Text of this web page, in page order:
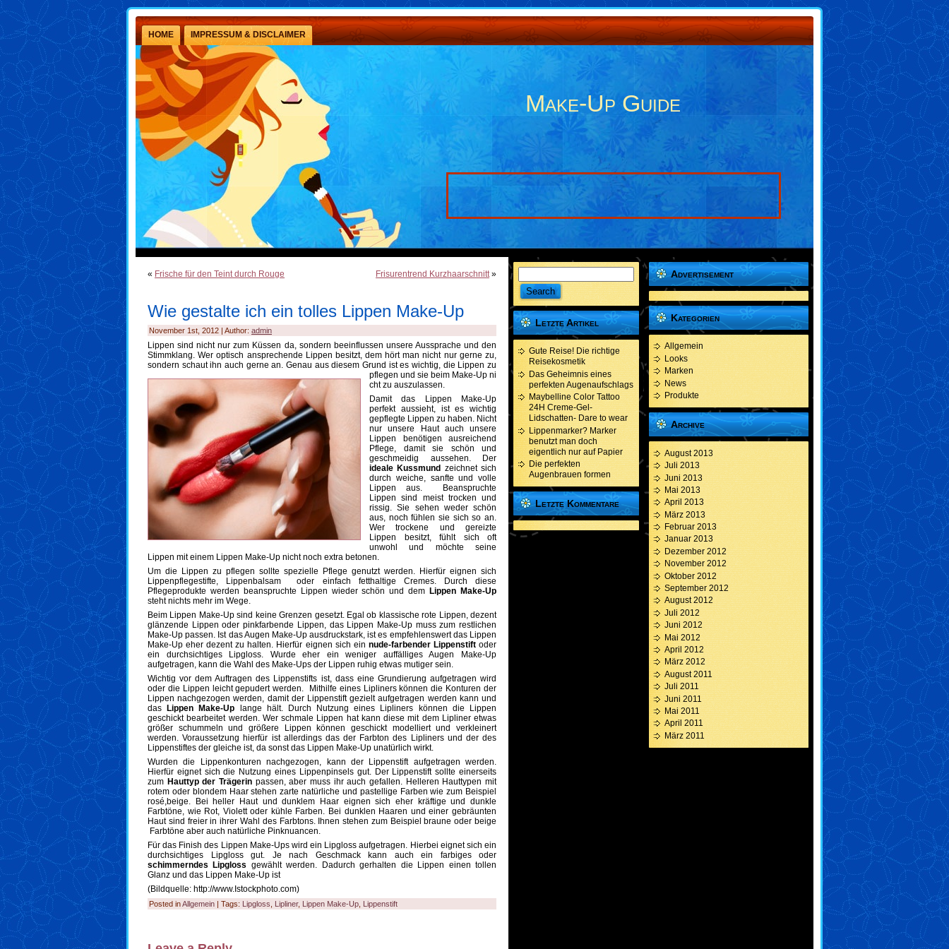
HOME IMPRESSUM & DISCLAIMER
Make-Up Guide
« Frische für den Teint durch Rouge Frisurentrend Kurzhaarschnitt»
Wie gestalte ich ein tolles Lippen Make-Up
November 1st, 2012 | Author: admin
Lippen sind nicht nur zum Küssen da, sondern beeinflussen unsere Aussprache und den
Stimmklang. Wer optisch ansprechende Lippen besitzt, dem hört man nicht nur gerne zu,
sondern schaut ihn auch gerne an. Genau aus diesem Grund ist es wichtig, die Lippen zu
pflegen und sie beim Make-Up ni
cht zu auszulassen.
Damit das Lippen Make-Up
perfekt aussieht, ist es wichtig
gepflegte Lippen zu haben. Nicht
nur unsere Haut auch unsere
Lippen benötigen ausreichend
Pflege, damit sie schön und
geschmeidig aussehen. Der
ideale Kussmund zeichnet sich
durch weiche, sanfte und volle
Lippen aus. Beanspruchte
Lippen sind meist trocken und
rissig. Sie sehen weder schön
aus, noch fühlen sie sich so an.
Wer trockene und gereizte
Lippen besitzt, fühlt sich oft
unwohl und möchte seine
Lippen mit einem Lippen Make-Up nicht noch extra betonen.
Um die Lippen zu pflegen sollte spezielle Pflege genutzt werden. Hierfür eignen sich
Lippenpflegestifte, Lippenbalsam oder einfach fetthaltige Cremes. Durch diese
Pflegeprodukte werden beanspruchte Lippen wieder schön und demLippen Make-Up
steht nichts mehr im Wege.
Beim Lippen Make-Up sind keine Grenzen gesetzt. Egal ob klassische rote Lippen, dezent
glänzende Lippen oder pinkfarbende Lippen, das Lippen Make-Up muss zum restlichen
Make-Up passen. Ist das Augen Make-Up ausdruckstark, ist es empfehlenswert das Lippen
Make-Up eher dezent zu halten. Hierfür eignen sich ein nude-farbender Lippenstiftoder
ein durchsichtiges Lipgloss. Wurde eher ein weniger auffälliges Augen Make-Up
aufgetragen, kann die Wahl des Make-Ups der Lippen ruhig etwas mutiger sein.
Wichtig vor dem Auftragen des Lippenstifts ist, dass eine Grundierung aufgetragen wird
oder die Lippen leicht gepudert werden. Mithilfe eines Lipliners können die Konturen der
Lippen nachgezogen werden, damit der Lippenstift gezielt aufgetragen werden kann und
dasLippen Make-Up lange hält. Durch Nutzung eines Lipliners können die Lippen
geschickt bearbeitet werden. Wer schmale Lippen hat kann diese mit dem Lipliner etwas
größer schummeln und größere Lippen können geschickt modelliert und verkleinert
werden. Voraussetzung hierfür ist allerdings das der Farbton des Lipliners und der des
Lippenstiftes der gleiche ist, da sonst das Lippen Make-Up unatürlich wirkt.
Wurden die Lippenkonturen nachgezogen, kann der Lippenstift aufgetragen werden.
Hierfür eignet sich die Nutzung eines Lippenpinsels gut. Der Lippenstift sollte einerseits
zum Hauttyp der Trägerin passen, aber muss ihr auch gefallen. Helleren Hauttypen mit
rotem oder blondem Haar stehen zarte natürliche und pastellige Farben wie zum Beispiel
rosé,beige. Bei heller Haut und dunklem Haar eignen sich eher kräftige und dunkle
Farbtöne, wie Rot, Violett oder kühle Farben. Bei dunklen Haaren und einer gebräunten
Haut sind freier in ihrer Wahl des Farbtons. Ihnen stehen zum Beispiel braune oder beige
Farbtöne aber auch natürliche Pinknuancen.
Für das Finish des Lippen Make-Ups wird ein Lipgloss aufgetragen. Hierbei eignet sich ein
durchsichtiges Lipgloss gut. Je nach Geschmack kann auch ein farbiges oder
schimmerndes Lipgloss gewählt werden. Dadurch gerhalten die Lippen einen tollen
Glanz und das Lippen Make-Up ist
(Bildquelle: http://www.Istockphoto.com)
Posted inAllgemein | Tags: Lipgloss Lipliner, Lippen Make-Up Lippenstift
Letzte Artikel
Gute Reise! Die richtige
Reisekosmetik
Das Geheimnis eines
perfekten Augenaufschlags
Maybelline Color Tattoo
24H Creme-Gel-
Lidschatten- Dare to wear
Lippenmarker? Marker
benutzt man doch
eigentlich nur auf Papier
Die perfekten
Augenbrauen formen
Letzte Kommentare
Advertisement
Kategorien
Allgemein
Looks
Marken
News
Produkte
Archive
August 2013
Juli 2013
Juni 2013
Mai 2013
April 2013
März 2013
Februar 2013
Januar 2013
Dezember 2012
November 2012
Oktober 2012
September 2012
August 2012
Juli 2012
Juni 2012
Mai 2012
April 2012
März 2012
August 2011
Juli 2011
Juni 2011
Mai 2011
April 2011
März 2011